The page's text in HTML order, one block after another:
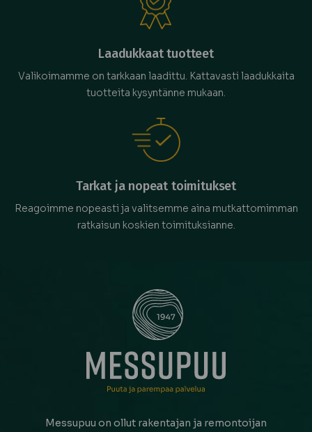
Laadukkaat tuotteet
Valikoimamme on tarkkaan laadittu. Kattavasti laadukkaita
tuotteita kysyntänne mukaan.
Tarkat ja nopeat toimitukset
Reagoimme nopeasti ja valitsemme aina mutkattomimman
ratkaisun koskien toimituksianne.
Messupuu on ollut rakentajan ja remontoijan